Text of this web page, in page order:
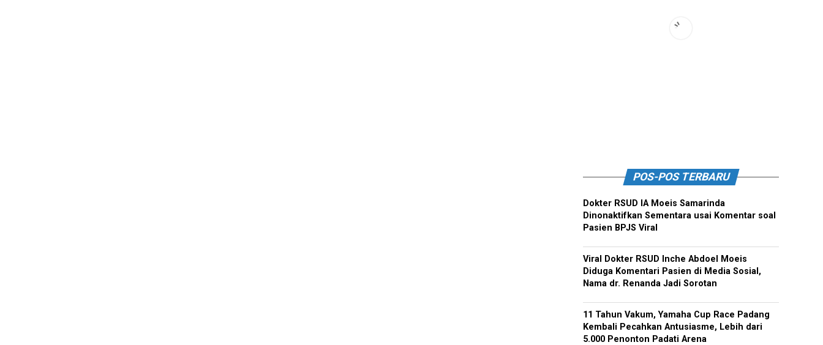
POS-POS TERBARU
Dokter RSUD IA Moeis Samarinda
Dinonaktifkan Sementara usai Komentar soal
Pasien BPJS Viral
Viral Dokter RSUD Inche Abdoel Moeis
Diduga Komentari Pasien di Media Sosial,
Nama dr. Renanda Jadi Sorotan
11 Tahun Vakum, Yamaha Cup Race Padang
Kembali Pecahkan Antusiasme, Lebih dari
5.000 Penonton Padati Arena